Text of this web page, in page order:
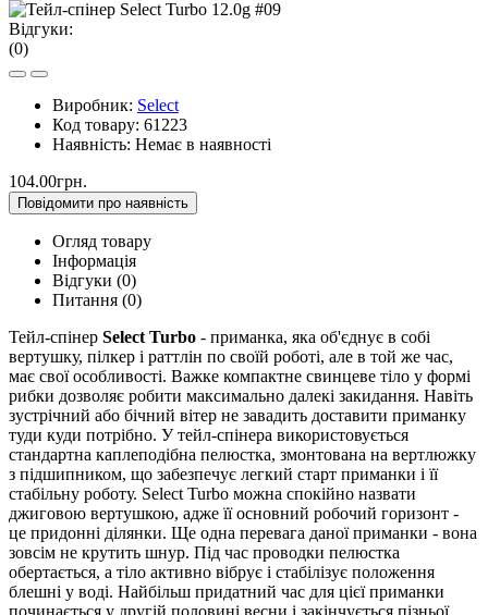
Відгуки:
(0)
Виробник: Select
Код товару: 61223
Наявність: Немає в наявності
104.00грн.
Повідомити про наявність
Огляд товару
Інформація
Відгуки (0)
Питання (0)
Тейл-спінер Select Turbo - приманка, яка об'єднує в собі
вертушку, пілкер і раттлін по своїй роботі, але в той же час,
має свої особливості. Важке компактне свинцеве тіло у формі
рибки дозволяє робити максимально далекі закидання. Навіть
зустрічний або бічний вітер не завадить доставити приманку
туди куди потрібно. У тейл-спінера використовується
стандартна каплеподібна пелюстка, змонтована на вертлюжку
з підшипником, що забезпечує легкий старт приманки і її
стабільну роботу. Select Turbo можна спокійно назвати
джиговою вертушкою, адже її основний робочий горизонт -
це придонні ділянки. Ще одна перевага даної приманки - вона
зовсім не крутить шнур. Під час проводки пелюстка
обертається, а тіло активно вібрує і стабілізує положення
блешні у воді. Найбільш придатний час для цієї приманки
починається у другій половині весни і закінчується пізньої